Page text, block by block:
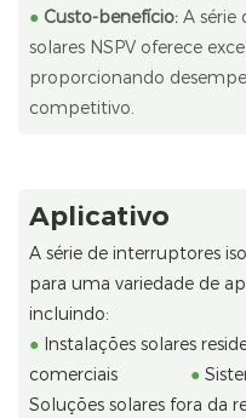
● Custo-benefício:A série
solares NSPV oferece
proporcionando
competitivo.
Aplicativo
A série de interruptores
para uma variedade de
incluindo:
● Instalações solares
comerciais
●
Soluções solares fora da